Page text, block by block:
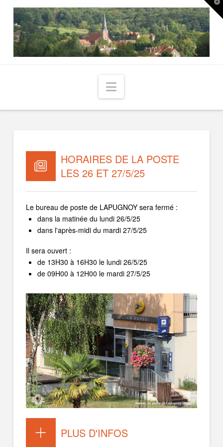
Navigation
HORAIRES DE LA POSTE
LES 26 ET 27/5/25
Le bureau de poste de LAPUGNOY sera fermé :
dans la matinée du lundi 26/5/25
dans l'après-midi du mardi 27/5/25
Il sera ouvert :
de 13H30 à 16H30 le lundi 26/5/25
de 09H00 à 12H00 le mardi 27/5/25
PLUS D'INFOS